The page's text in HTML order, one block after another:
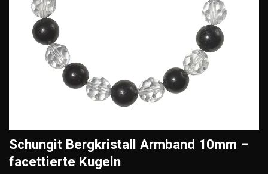
Schungit Bergkristall Armband 10mm –
facettierte Kugeln